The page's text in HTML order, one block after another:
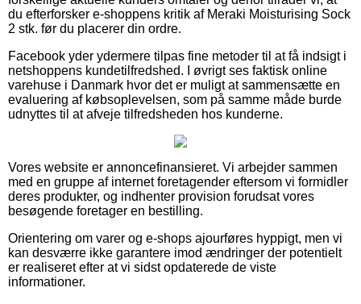
du efterforsker e-shoppens kritik af Meraki Moisturising Sock
2 stk. før du placerer din ordre.
Facebook yder ydermere tilpas fine metoder til at få indsigt i
netshoppens kundetilfredshed. I øvrigt ses faktisk online
varehuse i Danmark hvor det er muligt at sammensætte en
evaluering af købsoplevelsen, som på samme måde burde
udnyttes til at afveje tilfredsheden hos kunderne.
Vores website er annoncefinansieret. Vi arbejder sammen
med en gruppe af internet foretagender eftersom vi formidler
deres produkter, og indhenter provision forudsat vores
besøgende foretager en bestilling.
Orientering om varer og e-shops ajourføres hyppigt, men vi
kan desværre ikke garantere imod ændringer der potentielt
er realiseret efter at vi sidst opdaterede de viste
informationer.